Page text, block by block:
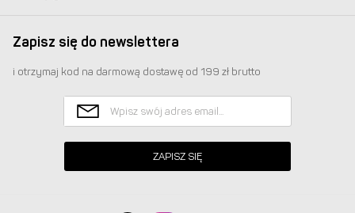
Zapisz się do newslettera
i otrzymaj kod na darmową dostawę od 199 zł brutto
ZAPISZ SIĘ